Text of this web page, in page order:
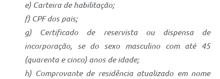
e) Carteira de habilitação;
f) CPF dos pais;
g) Certificado de reservista ou dispensa de
incorporação, se do sexo masculino com até 45
(quarenta e cinco) anos de idade;
h) Comprovante de residência atualizado em nome